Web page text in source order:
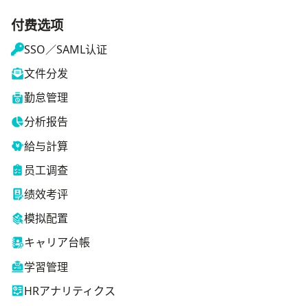
付费选项
SSO／SAML认证
文件分发
勤怠管理
分析报告
給与計算
员工调查
绩效考评
模拟配置
キャリア台帳
学習管理
HRアナリティクス